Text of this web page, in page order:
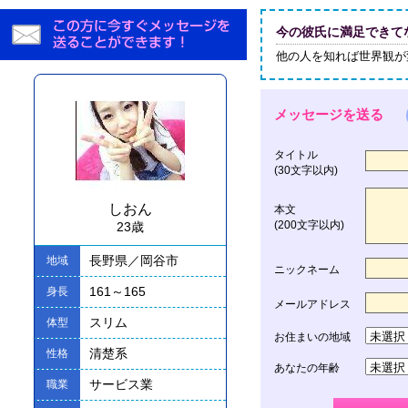
しおん
23歳
地域 長野県／岡谷市
身長 161～165
体型 スリム
性格 清楚系
職業 サービス業
今の彼氏に満足できて
他の人を知れば世界観
メッセージを送る
タイトル
(30文字以内)
本文
(200文字以内)
ニックネーム
メールアドレス
お住まいの地域
あなたの年齢